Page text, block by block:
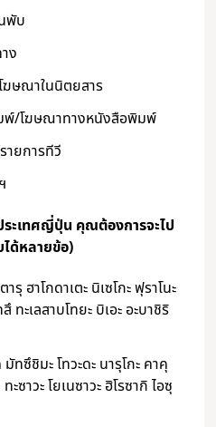
พับ
ง
ฆษณาในนิตยสาร
พ์/โฆษณาทางหนังสือพิมพ์
ยการทีวี
ระเทศญี่ปุ่น คุณต้องการจะไป
ด้หลายข้อ)
รุ ฮาโกดาเตะ นิเซโกะ ฟุราโนะ
ทะเลสาบโทยะ บิเอะ อะบาชิริ
ทซึชิมะ โทวะดะ นารุโกะ คาคุ
ะซาวะ โยเนซาวะ ฮิโรซากิ ไอซุ